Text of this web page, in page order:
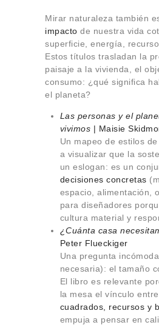
Mirar naturaleza también
impacto de nuestra vida
superficie, energía,
Estos títulos trasladan la
paisaje a la vivienda, el
consumo: ¿qué significa
el planeta?
Las personas y el
vivimos | Maisie
Un mapeo de estilos
a visualizar que la
un eslogan: es un
decisiones concretas
espacio, alimentación,
para diseñadores
cultura material y
¿Cuánta casa
Peter Flueckiger
Una pregunta
necesaria): el tamaño
El libro es relevante
la mesa el vínculo entre
cuadrados, recursos y
empuja a pensar en